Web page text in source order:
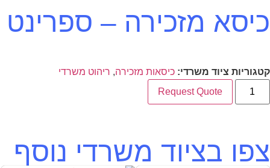
כיסא מזכירה – ספרינט
קטגוריות ציוד משרדי: כיסאות מזכירה, ריהוט משרדי
Request Quote
צפו בציוד משרדי נוסף